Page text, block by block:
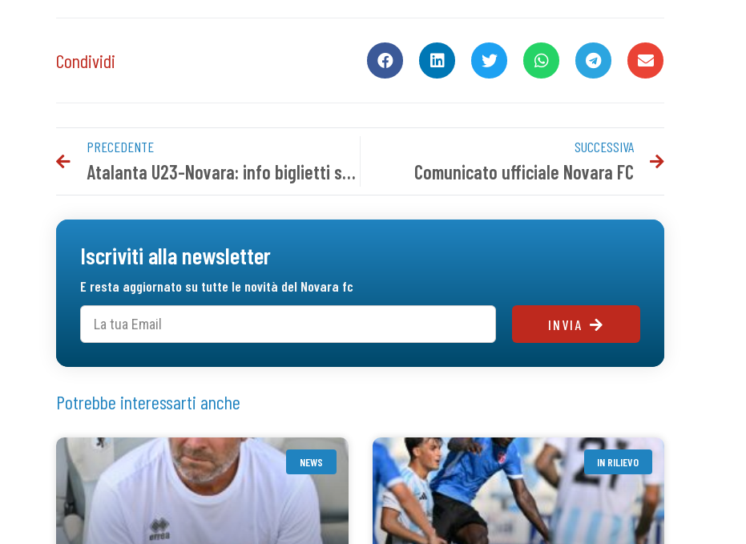
Condividi
PRECEDENTE
Atalanta U23-Novara: info biglietti settore ospiti
SUCCESSIVA
Comunicato ufficiale Novara FC
Iscriviti alla newsletter
E resta aggiornato su tutte le novità del Novara fc
INVIA
Potrebbe interessarti anche
NEWS IN RILIEVO